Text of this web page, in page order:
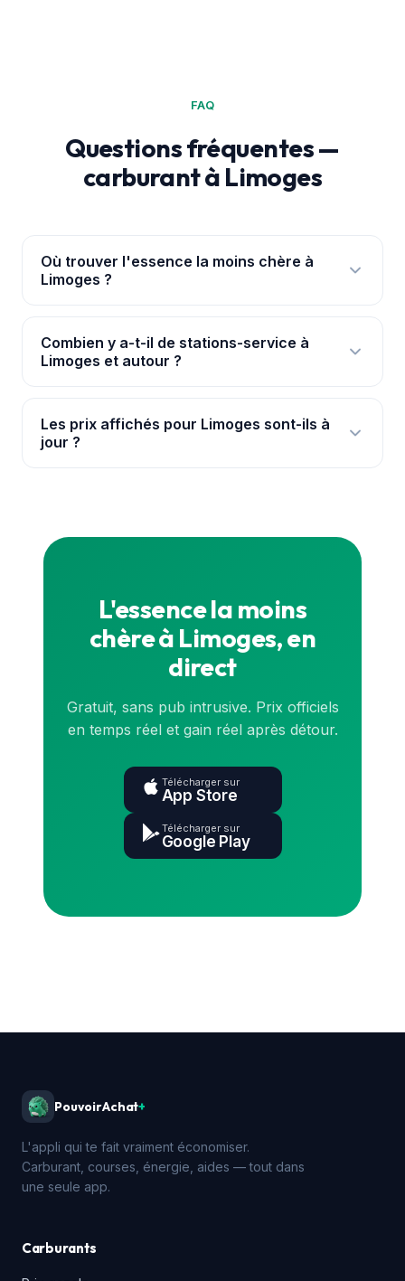
FAQ
Questions fréquentes —
carburant à Limoges
Où trouver l'essence la moins chère à
Limoges ?
géolocalise à Limoges et classe les 23 stations par
prix réel, avec les ruptures signalées. Les prix
Combien y a-t-il de stations-service à
Limoges et autour ?
environs immédiats, avec leurs prix mis à jour en
continu pour chaque carburant.
Les prix affichés pour Limoges sont-ils à
jour ?
carte
L'essence la moins
chère à Limoges, en
direct
Gratuit, sans pub intrusive. Prix officiels
en temps réel et gain réel après détour.
Télécharger sur
App Store
Télécharger sur
Google Play
PouvoirAchat+
L'appli qui te fait vraiment économiser.
Carburant, courses, énergie, aides — tout dans
une seule app.
Carburants